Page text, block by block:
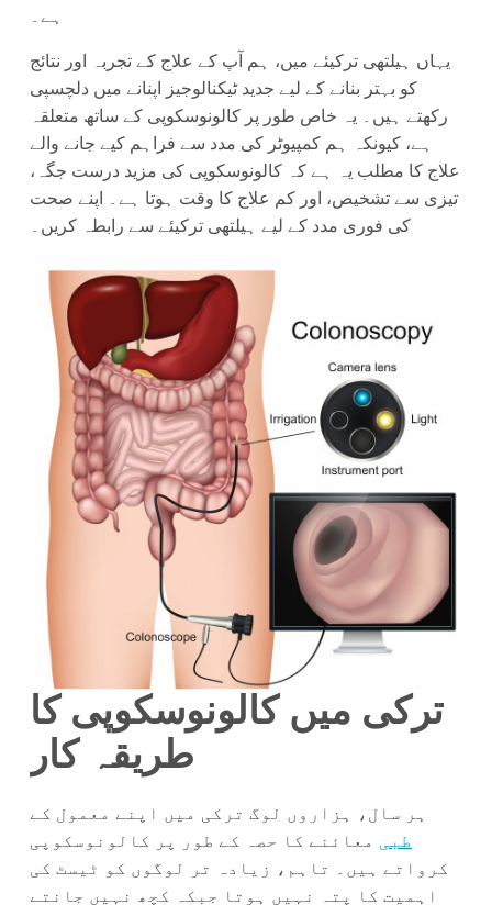
ہے۔
یہاں ہیلتھی ترکیئے میں، ہم آپ کے علاج کے تجربہ اور نتائج
کو بہتر بنانے کے لیے جدید ٹیکنالوجیز اپنانے میں دلچسپی
رکھتے ہیں۔ یہ خاص طور پر کالونوسکوپی کے ساتھ متعلقہ
ہے، کیونکہ ہم کمپیوٹر کی مدد سے فراہم کیے جانے والے
علاج کا مطلب یہ ہے کہ کالونوسکوپی کی مزید درست جگہ،
تیزی سے تشخیص، اور کم علاج کا وقت ہوتا ہے۔ اپنے صحت
کی فوری مدد کے لیے ہیلتھی ترکیئے سے رابطہ کریں۔
ترکی میں کالونوسکوپی کا
طریقہ کار
ہر سال، ہزاروں لوگ ترکی میں اپنے معمول کے
طبی معائنے کا حصہ کے طور پر کالونوسکوپی
کرواتے ہیں۔ تاہم، زیادہ تر لوگوں کو ٹیسٹ کی
اہمیت کا پتہ نہیں ہوتا جبکہ کچھ نہیں جانتے